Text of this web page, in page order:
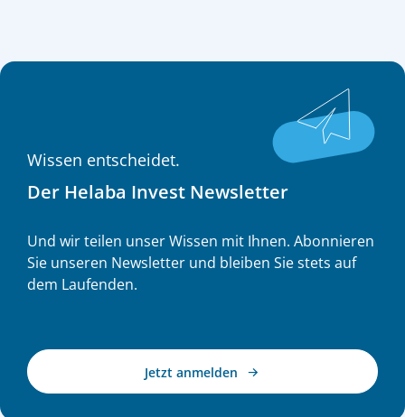
% auf einen Rekordwert von 360 Mrd. Euro. Bis
Eigentum und WTO-Reformen erzielt werden;
andernfalls drohen weitere europäische
Schutzmaßnahmen und möglicherweise eine neue
Eskalation des bislang schwelenden
Wissen entscheidet.
Der Helaba Invest Newsletter
Und wir teilen unser Wissen mit Ihnen. Abonnieren
Sie unseren Newsletter und bleiben Sie stets auf
dem Laufenden.
Jetzt anmelden